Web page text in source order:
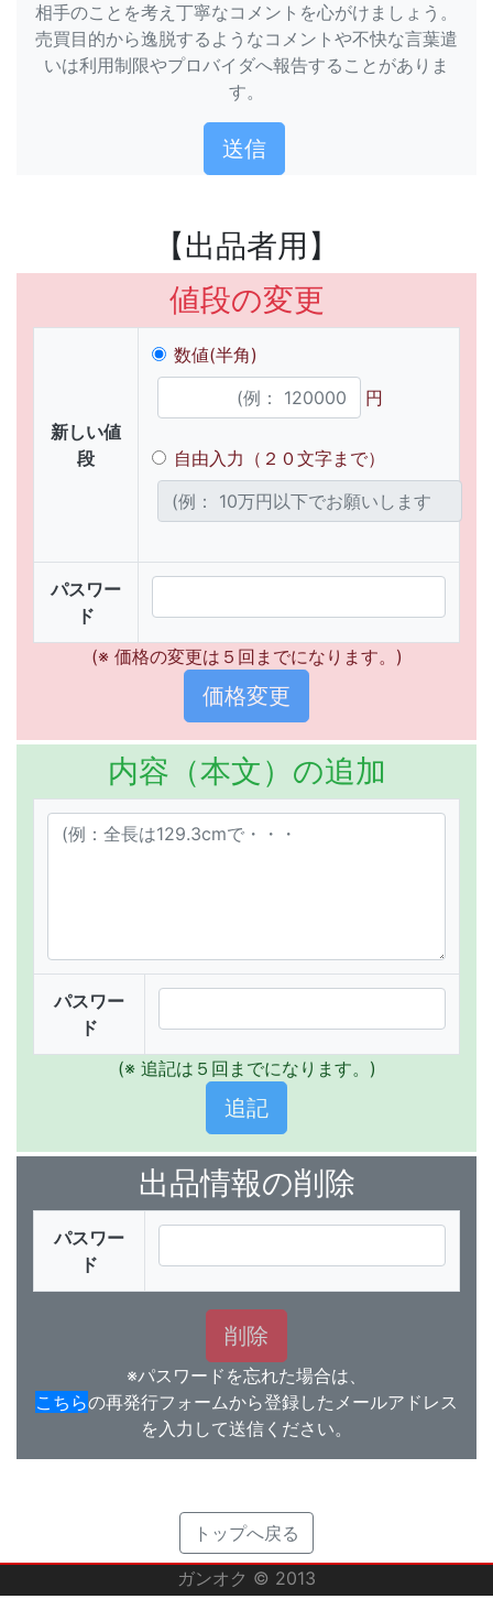
相手のことを考え丁寧なコメントを心がけましょう。
売買目的から逸脱するようなコメントや不快な言葉遣
いは利用制限やプロバイダへ報告することがありま
す。
【出品者用】
値段の変更
新しい値
段
数値(半角)
円
自由入力（２０文字まで）
パスワー
ド
(※ 価格の変更は５回までになります。)
内容（本文）の追加
パスワー
ド
(※ 追記は５回までになります。)
出品情報の削除
パスワー
ド
※パスワードを忘れた場合は、
こちらの再発行フォームから登録したメールアドレス
を入力して送信ください。
トップへ戻る
ガンオク © 2013